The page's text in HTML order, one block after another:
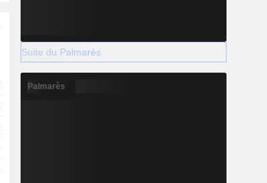
Suite du Palmarès
Palmarès